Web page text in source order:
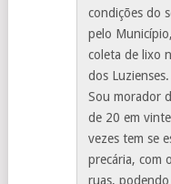
condições do
pelo
coleta de lixo
dos Luzienses.
Sou morador
de 20 em
vezes tem se
precária, com
ruas,